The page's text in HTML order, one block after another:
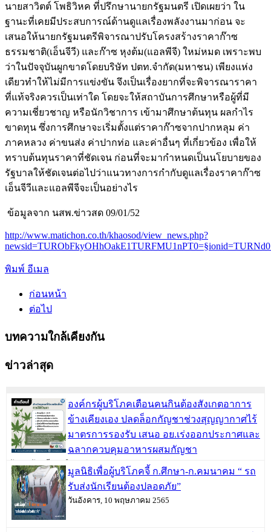
นายสาวิตต์ โพธิวิหค ที่ปรึกษานายกรัฐมนตรี เปิดเผยว่า ใน
ฐานะที่เคยมีประสบการณ์ด้านดูแลเรื่องพลังงานมาก่อน จะ
เสนอให้นายกรัฐมนตรีพิจารณาปรับโครงสร้างราคาก๊าซ
ธรรมชาติ(เอ็นจีวี) และก๊าซ หุงต้ม(แอลพีจี) ใหม่หมด เพราะพบ
ว่าในปัจจุบันผูกขาดโดยบริษัท ปตท.จำกัด(มหาชน) เพียงแห่ง
เดียวทำให้ไม่มีการแข่งขัน จึงเป็นเรื่องยากที่จะพิจารณาราคา
ที่แท้จริงควรเป็นเท่าใด โดยจะให้สถาบันการศึกษาหรือผู้ที่มี
ความเชี่ยวชาญ หรือนักวิชาการ เข้ามาศึกษาต้นทุน ผลกำไร
ขาดทุน ซึ่งการศึกษาจะเริ่มตั้งแต่ราคาก๊าซจากปากหลุม ค่า
ภาคหลวง ค่าขนส่ง ค่าปากท่อ และค่าอื่นๆ ที่เกี่ยวข้อง เพื่อให้
ทราบต้นทุนราคาที่ชัดเจน ก่อนที่จะมากำหนดเป็นนโยบายของ
รัฐบาลให้ชัดเจนต่อไปว่าแนวทางการกำกับดูแลเรื่องราคาก๊าซ
เอ็นจีวีและแอลพีจีจะเป็นอย่างไร
ข้อมูลจาก นสพ.ข่าวสด 09/01/52
http://www.matichon.co.th/khaosod/view_news.php?
พิมพ์ อีเมล
ก่อนหน้า
ต่อไป
บทความใกล้เคียงกัน
ข่าวล่าสุด
องค์กรผู้บริโภคเตือนคนกินต้องสังเกตอาการ
ข้างเคียงเอง ปลดล็อกกัญชาช่วงสุญญากาศไร้
มาตรการรองรับ เสนอ อย.เร่งออกประกาศและ
ฉลากควบคุมอาหารผสมกัญชา
วันพฤหัสบดี, 09 มิถุนายน 2565
มูลนิธิเพื่อผู้บริโภคจี้ ก.ศึกษา-ก.คมนาคม “ รถ
รับส่งนักเรียนต้องปลอดภัย”
วันอังคาร, 10 พฤษภาคม 2565